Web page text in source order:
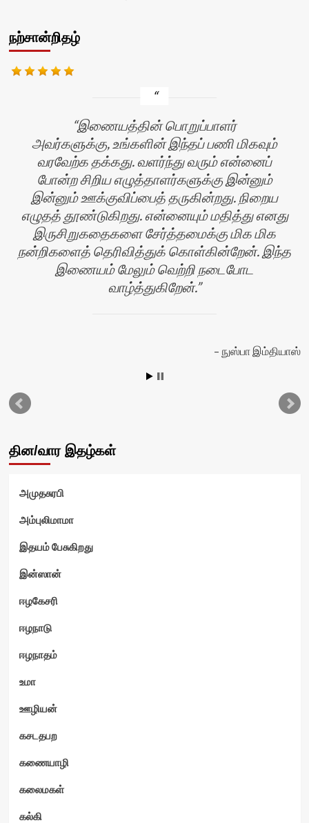
நற்சான்றிதழ்
இணையத்தின் பொறுப்பாளர்
அவர்களுக்கு, உங்களின் இந்தப் பணி மிகவும்
வரவேற்க தக்கது. வளர்ந்து வரும் என்னைப்
போன்ற சிறிய எழுத்தாளர்களுக்கு இன்னும்
இன்னும் ஊக்குவிப்பைத் தருகின்றது. நிறைய
எழுதத் தூண்டுகிறது. என்னையும் மதித்து எனது
இருசிறுகதைகளை சேர்த்தமைக்கு மிக மிக
நன்றிகளைத் தெரிவித்துக் கொள்கின்றேன். இந்த
இணையம் மேலும் வெற்றி நடைபோட
வாழ்த்துகிறேன்.
நுஸ்பா இம்தியாஸ்
தின/வார இதழ்கள்
அமுதசுரபி
அம்புலிமாமா
இதயம் பேசுகிறது
இன்ஸான்
ஈழகேசரி
ஈழநாடு
ஈழநாதம்
உமா
ஊழியன்
கசடதபற
கணையாழி
கலைமகள்
கல்கி